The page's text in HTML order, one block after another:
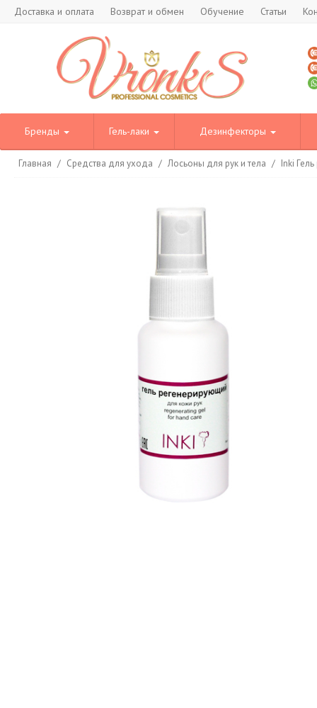
Доставка и оплата Возврат и обмен Обучение Статьи
Бренды Гель-лаки Дезинфекторы
Главная / Средства для ухода / Лосьоны для рук и тела / Inki